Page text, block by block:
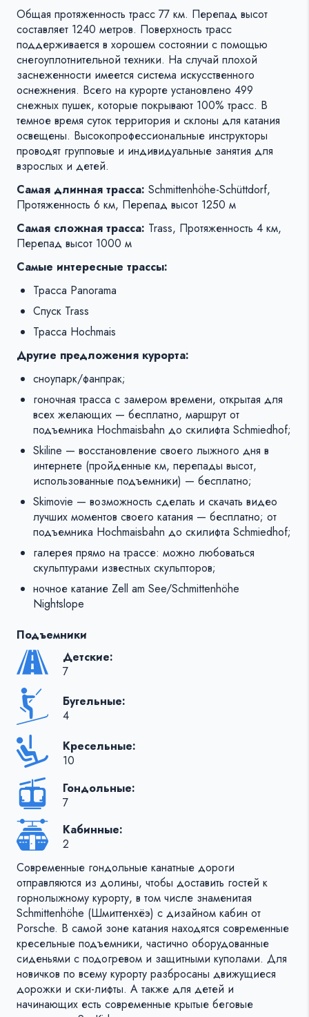
Общая протяженность трасс 77 км. Перепад высот
составляет 1240 метров. Поверхность трасс
поддерживается в хорошем состоянии с помощью
снегоуплотнительной техники. На случай плохой
заснеженности имеется система искусственного
оснежнения. Всего на курорте установлено 499
снежных пушек, которые покрывают 100% трасс. В
темное время суток территория и склоны для катания
освещены. Высокопрофессиональные инструкторы
проводят групповые и индивидуальные занятия для
взрослых и детей.
Самая длинная трасса: Schmittenhöhe-Schüttdorf,
Протяженность 6 км, Перепад высот 1250 м
Самая сложная трасса: Trass, Протяженность 4 км,
Перепад высот 1000 м
Самые интересные трассы:
Трасса Panorama
Спуск Trass
Трасса Hochmais
Другие предложения курорта:
сноупарк/фанпрак;
гоночная трасса с замером времени, открытая для
всех желающих — бесплатно, маршрут от
подъемника Hochmaisbahn до скилифта Schmiedhof;
Skiline — восстановление своего лыжного дня в
интернете (пройденные км, перепады высот,
использованные подъемники) — бесплатно;
Skimovie — возможность сделать и скачать видео
лучших моментов своего катания — бесплатно; от
подъемника Hochmaisbahn до скилифта Schmiedhof;
галерея прямо на трассе: можно любоваться
скульптурами известных скульпторов;
ночное катание Zell am See/Schmittenhöhe
Nightslope
Подъемники
Детские:
7
Бугельные:
4
Кресельные:
10
Гондольные:
7
Кабинные:
2
Современные гондольные канатные дороги
отправляются из долины, чтобы доставить гостей к
горнолыжному курорту, в том числе знаменитая
Schmittenhöhe (Шмиттенхёэ) с дизайном кабин от
Porsche. В самой зоне катания находятся современные
кресельные подъемники, частично оборудованные
сиденьями с подогревом и защитными куполами. Для
новичков по всему курорту разбросаны движущиеся
дорожки и ски-лифты. А также для детей и
начинающих есть современные крытые беговые